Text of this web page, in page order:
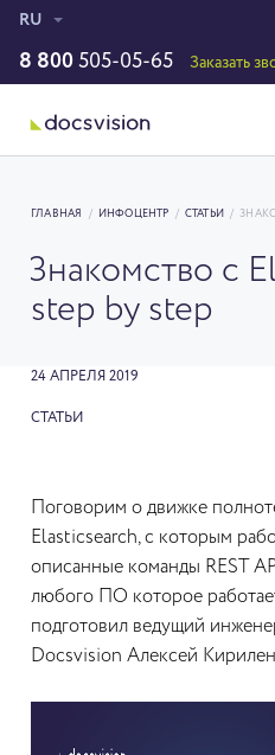
RU
8 800 505-05-65 Заказать
ГЛАВНАЯ / ИНФОЦЕНТР / СТАТЬИ /
Знакомство с
step by step
24 АПРЕЛЯ 2019
СТАТЬИ
Поговорим о движке
Elasticsearch, с которым
описанные команды REST
любого ПО которое
подготовил ведущий
Docsvision Алексей